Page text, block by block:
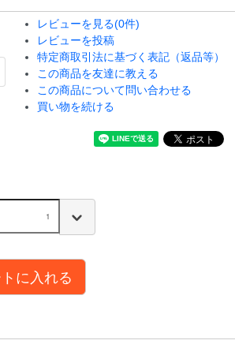
レビューを見る(0件)
レビューを投稿
特定商取引法に基づく表記（返品等）
この商品を友達に教える
この商品について問い合わせる
買い物を続ける
に入れる